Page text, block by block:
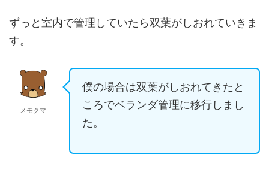
ずっと室内で管理していたら双葉がしおれていきま
す。
メモクマ
僕の場合は双葉がしおれてきたと
ころでベランダ管理に移行しまし
た。